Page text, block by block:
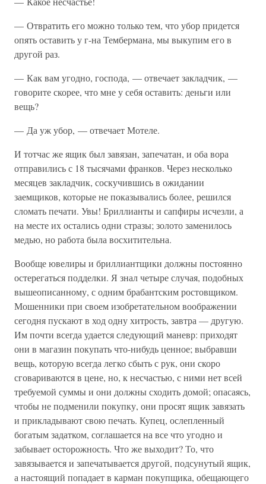
— Отвратить его можно только тем, что убор придется
опять оставить у г-на Тембермана, мы выкупим его в
другой раз.
— Как вам угодно, господа, — отвечает закладчик, —
говорите скорее, что мне у себя оставить: деньги или
вещь?
— Да уж убор, — отвечает Мотеле.
И тотчас же ящик был завязан, запечатан, и оба вора
отправились с 18 тысячами франков. Через несколько
месяцев закладчик, соскучившись в ожидании
заемщиков, которые не показывались более, решился
сломать печати. Увы! Бриллианты и сапфиры исчезли, а
на месте их остались одни стразы; золото заменилось
медью, но работа была восхитительна.
Вообще ювелиры и бриллиантщики должны постоянно
остерегаться подделки. Я знал четыре случая, подобных
вышеописанному, с одним брабантским ростовщиком.
Мошенники при своем изобретательном воображении
сегодня пускают в ход одну хитрость, завтра — другую.
Им почти всегда удается следующий маневр: приходят
они в магазин покупать что-нибудь ценное; выбравши
вещь, которую всегда легко сбыть с рук, они скоро
сговариваются в цене, но, к несчастью, с ними нет всей
требуемой суммы и они должны сходить домой; опасаясь,
чтобы не подменили покупку, они просят ящик завязать
и прикладывают свою печать. Купец, ослепленный
богатым задатком, соглашается на все что угодно и
забывает осторожность. Что же выходит? То, что
завязывается и запечатывается другой, подсунутый ящик,
а настоящий попадает в карман покупщика, обещающего